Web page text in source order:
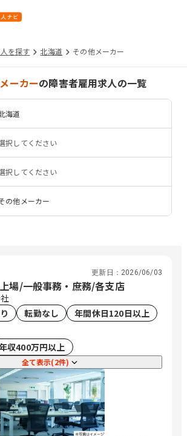
を探す 北海道 その他メーカー
ーカーの障害者雇用求人の一覧
海道
択してください
択してください
の他メーカー
更新日： 2026/06/03
場/一般事務・庶務/各支店
転勤なし
年間休日120日以上
収400万円以上
全て表示(2件)